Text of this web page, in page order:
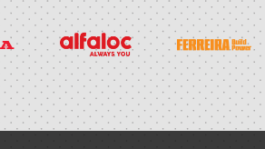
Iniciados M